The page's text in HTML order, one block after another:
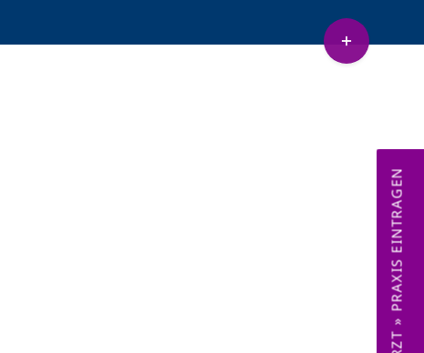
Toggle
Sliding
ZAHNARZT » PRAXIS EINTRAGEN